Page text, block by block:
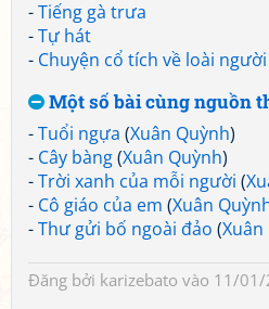
-Tiếng gà trưa
-Tự hát
- Chuyện cổ tích về loài người
Một số bài cùng nguồn
-Tuổi ngựa (Xuân Quỳnh)
- Cây bàng(Xuân Quỳnh)
-Trời xanh của mỗi người (
- Cô giáo của em (Xuân
-Thư gửi bố ngoài đảo (Xuân
Đăng bởi karizebato vào 11/